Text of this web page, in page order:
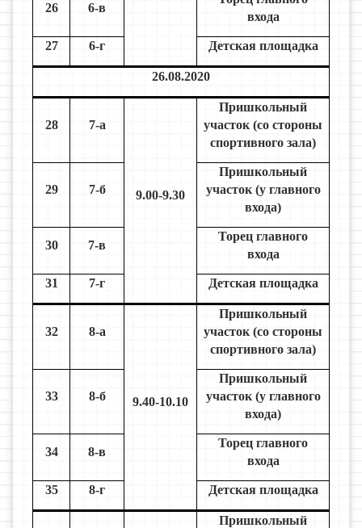
26 6-в
входа
27 6-г Детская площадка
26.08.2020
28 7-а
9.00-9.30
Пришкольный
участок (со стороны
спортивного зала)
29 7-б
Пришкольный
участок (у главного
входа)
30 7-в
Торец главного
входа
31 7-г Детская площадка
32 8-а
9.40-10.10
Пришкольный
участок (со стороны
спортивного зала)
33 8-б
Пришкольный
участок (у главного
входа)
34 8-в
Торец главного
входа
35 8-г Детская площадка
Пришкольный